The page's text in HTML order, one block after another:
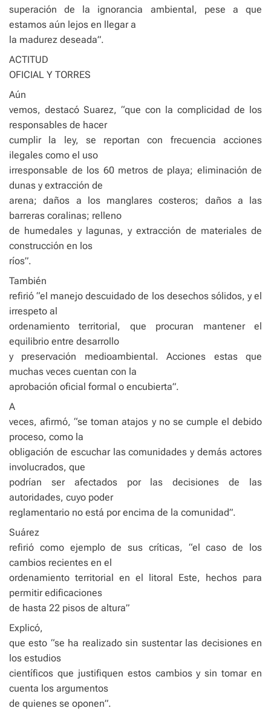
superación de la ignorancia ambiental, pese a que
estamos aún lejos en llegar a
la madurez deseada”.
ACTITUD
OFICIAL Y TORRES
Aún
vemos, destacó Suarez, “que con la complicidad de los
responsables de hacer
cumplir la ley, se reportan con frecuencia acciones
ilegales como el uso
irresponsable de los 60 metros de playa; eliminación de
dunas y extracción de
arena; daños a los manglares costeros; daños a las
barreras coralinas; relleno
de humedales y lagunas, y extracción de materiales de
construcción en los
ríos”.
También
refirió “el manejo descuidado de los desechos sólidos, y el
irrespeto al
ordenamiento territorial, que procuran mantener el
equilibrio entre desarrollo
y preservación medioambiental. Acciones estas que
muchas veces cuentan con la
aprobación oficial formal o encubierta”.
A
veces, afirmó, “se toman atajos y no se cumple el debido
proceso, como la
obligación de escuchar las comunidades y demás actores
involucrados, que
podrían ser afectados por las decisiones de las
autoridades, cuyo poder
reglamentario no está por encima de la comunidad”.
Suárez
refirió como ejemplo de sus críticas, “el caso de los
cambios recientes en el
ordenamiento territorial en el litoral Este, hechos para
permitir edificaciones
de hasta 22 pisos de altura”
Explicó,
que esto “se ha realizado sin sustentar las decisiones en
los estudios
científicos que justifiquen estos cambios y sin tomar en
cuenta los argumentos
de quienes se oponen”.